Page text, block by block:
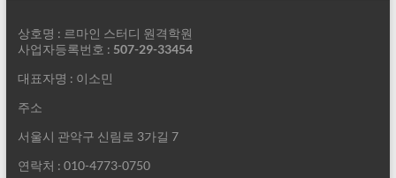
상호명 : 르마인 스터디 원격학원
사업자등록번호 : 507-29-33454
대표자명 : 이소민
주소
서울시 관악구 신림로 3가길 7
연락처 : 010-4773-0750